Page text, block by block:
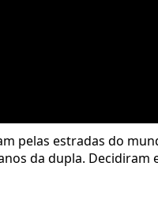
pelas estradas do
da dupla.